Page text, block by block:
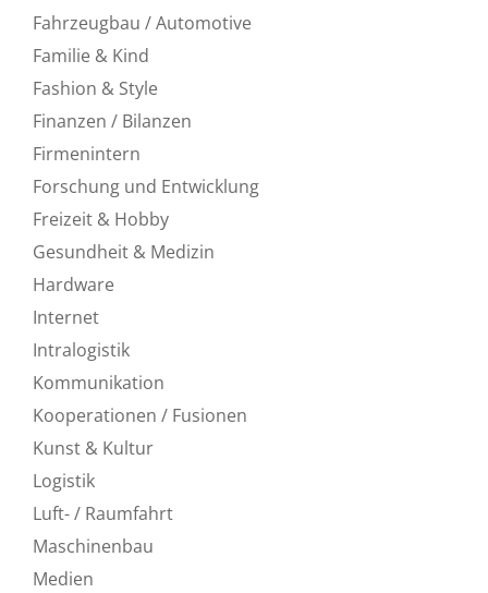
Fahrzeugbau / Automotive
Familie & Kind
Fashion & Style
Finanzen / Bilanzen
Firmenintern
Forschung und Entwicklung
Freizeit & Hobby
Gesundheit & Medizin
Hardware
Internet
Intralogistik
Kommunikation
Kooperationen / Fusionen
Kunst & Kultur
Logistik
Luft- / Raumfahrt
Maschinenbau
Medien